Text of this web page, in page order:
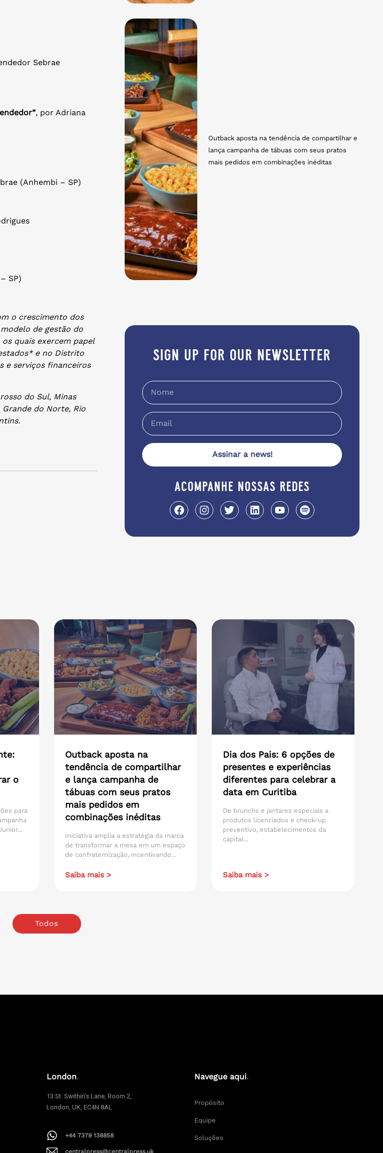
Sebrae
, por Adriana
(Anhembi – SP)
SP)
o crescimento dos
de gestão do
quais exercem papel
e no Distrito
e serviços financeiros
do Sul, Minas
Grande do Norte, Rio
Outback aposta na tendência de compartilhar e
lança campanha de tábuas com seus pratos
mais pedidos em combinações inéditas
sign up for our newsletter
Assinar a news!
acompanhe nossas redes
o
para
Outback aposta na
tendência de compartilhar
e lança campanha de
tábuas com seus pratos
mais pedidos em
combinações inéditas
Iniciativa amplia a estratégia da marca
de transformar a mesa em um espaço
de confraternização, incentivando...
Saiba mais >
Dia dos Pais: 6 opções de
presentes e experiências
diferentes para celebrar a
data em Curitiba
De brunchs e jantares especiais a
produtos licenciados e check-up
preventivo, estabelecimentos da
capital...
Saiba mais >
Todos
London.
13 St. Swithin’s Lane, Room 2,
London, UK, EC4N 8AL
+44 7379 138858
Navegue aqui.
Propósito
Equipe
Soluções